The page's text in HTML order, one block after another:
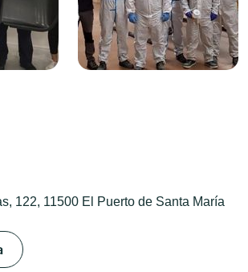
122, 11500 El Puerto de Santa María